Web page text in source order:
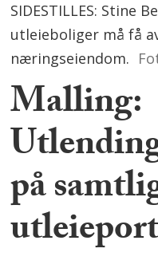
SIDESTILLES: Stine
utleieboliger må få
næringseiendom.
Malling:
på